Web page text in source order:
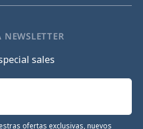
NEWSLETTER
sales
ofertas exclusivas, nuevos